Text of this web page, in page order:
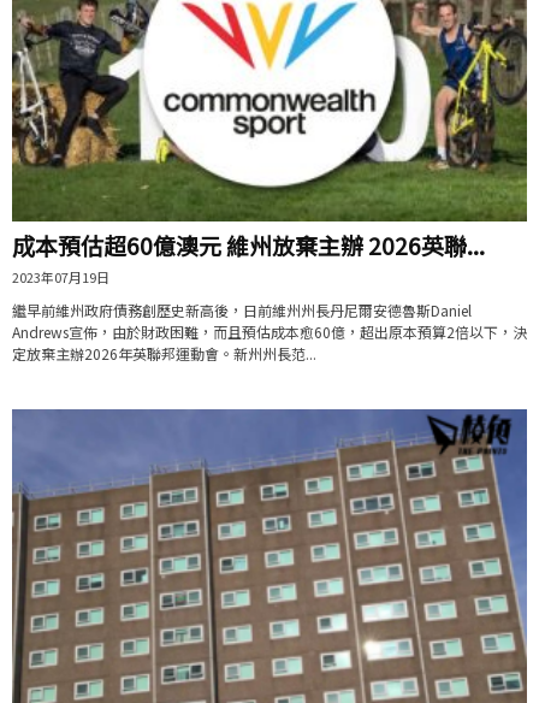
成本預估超60億澳元 維州放棄主辦 2026英聯...
2023年07月19日
繼早前維州政府債務創歷史新高後，日前維州州長丹尼爾安德魯斯Daniel
Andrews宣佈，由於財政困難，而且預估成本愈60億，超出原本預算2倍以下，決
定放棄主辦2026年英聯邦運動會。新州州長范...